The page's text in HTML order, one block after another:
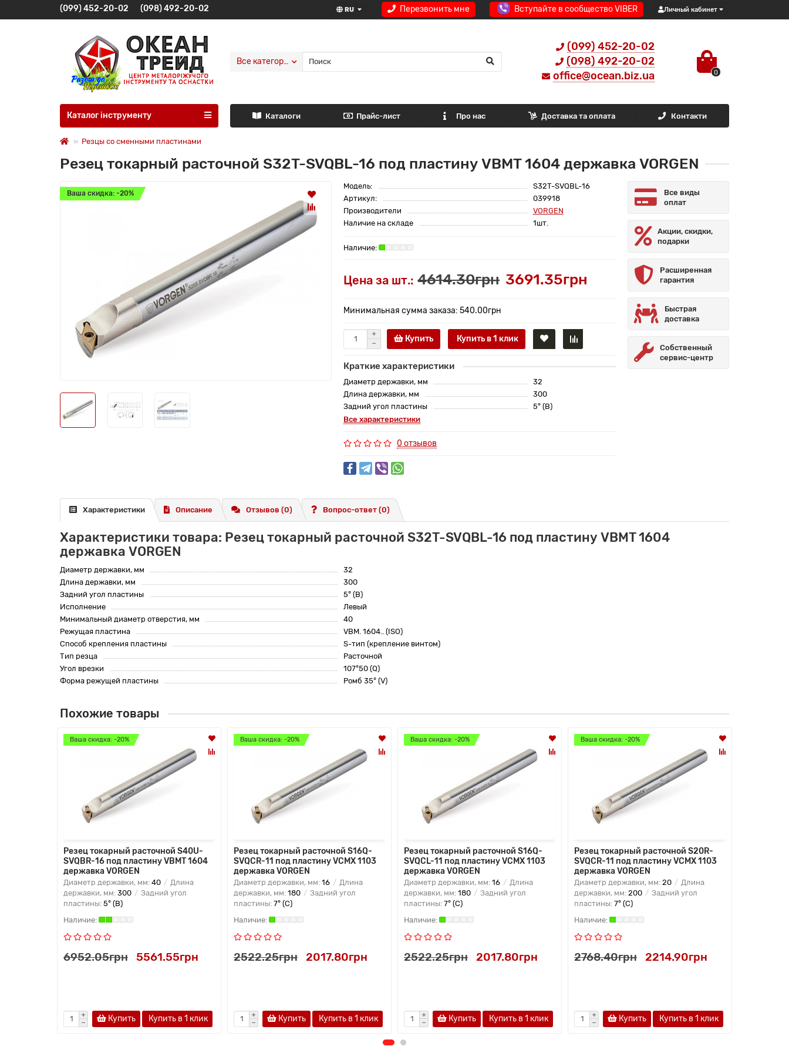
Перезвонить мне Вступайте в сообщество VIBER Личный кабинет
RU
(099) 452-20-02 (098) 492-20-02
(099) 452-20-02
(098) 492-20-02
office@ocean.biz.ua
0
Все категории
Каталог інструменту Каталоги Прайс-лист Про нас Доставка та оплата Контакти
Резцы со сменными пластинами
Резец токарный расточной S32T-SVQBL-16 под пластину VBMT 1604 державка VORGEN
Ваша скидка: -20%
Модель:
S32T-SVQBL-16
Артикул:
039918
Производители
VORGEN
Наличие на складе
1шт.
Цена за шт.: 4614.30грн 3691.35грн
Минимальная сумма заказа: 540.00грн
Купить Купить в 1 клик
Краткие характеристики
Диаметр державки, мм
32
Длина державки, мм
300
Задний угол пластины
5° (B)
Все характеристики
0 отзывов
Все виды
оплат
Акции, скидки,
подарки
Расширенная
гарантия
Быстрая
доставка
Собственный
сервис-центр
Характеристики Описание Отзывов (0) Вопрос-ответ (0)
Характеристики товара: Резец токарный расточной S32T-SVQBL-16 под пластину VBMT 1604
державка VORGEN
Диаметр державки, мм
32
Длина державки, мм
300
Задний угол пластины
5° (B)
Исполнение
Левый
Минимальный диаметр отверстия, мм
40
Режущая пластина
VBM. 1604.. (ISO)
Способ крепления пластины
S-тип (крепление винтом)
Тип резца
Расточной
Угол врезки
107°50 (Q)
Форма режущей пластины
Ромб 35° (V)
Похожие товары
Ваша скидка: -20%
Резец токарный расточной S40U-
SVQBR-16 под пластину VBMT 1604
державка VORGEN
Диаметр державки, мм: 40
Длина
державки, мм: 300
Задний угол
пластины: 5° (B)
6952.05грн 5561.55грн
Купить Купить в 1 клик
Ваша скидка: -20%
Резец токарный расточной S16Q-
SVQCR-11 под пластину VCMX 1103
державка VORGEN
Диаметр державки, мм: 16
Длина
державки, мм: 180
Задний угол
пластины: 7° (C)
2522.25грн 2017.80грн
Купить Купить в 1 клик
Ваша скидка: -20%
Резец токарный расточной S16Q-
SVQCL-11 под пластину VCMX 1103
державка VORGEN
Диаметр державки, мм: 16
Длина
державки, мм: 180
Задний угол
пластины: 7° (C)
2522.25грн 2017.80грн
Купить Купить в 1 клик
Ваша скидка: -20%
Резец токарный расточной S20R-
SVQCR-11 под пластину VCMX 1103
державка VORGEN
Диаметр державки, мм: 20
Длина
державки, мм: 200
Задний угол
пластины: 7° (C)
2768.40грн 2214.90грн
Купить Купить в 1 клик